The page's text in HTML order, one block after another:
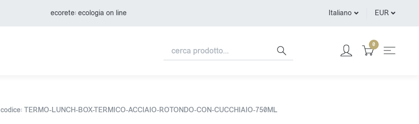
ecorete: ecologia on line Italiano EUR
0
codice: TERMO-LUNCH-BOX-TERMICO-ACCIAIO-ROTONDO-CON-CUCCHIAIO-750ML